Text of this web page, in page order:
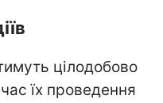
цілодобово
їх проведення